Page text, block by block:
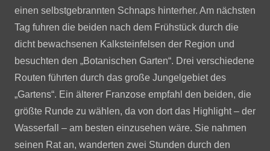
einen selbstgebrannten Schnaps hinterher. Am nächsten
Tag fuhren die beiden nach dem Frühstück durch die
dicht bewachsenen Kalksteinfelsen der Region und
besuchten den „Botanischen Garten“. Drei verschiedene
Routen führten durch das große Jungelgebiet des
„Gartens“. Ein älterer Franzose empfahl den beiden, die
größte Runde zu wählen, da von dort das Highlight – der
Wasserfall – am besten einzusehen wäre. Sie nahmen
seinen Rat an, wanderten zwei Stunden durch den